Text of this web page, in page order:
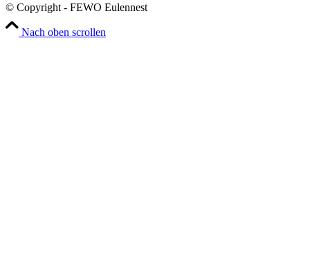
© Copyright - FEWO Eulennest
Nach oben scrollen